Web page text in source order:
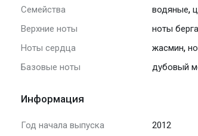
Семейства водяные,
Верхние ноты
ноты
Ноты сердца
жасмин,
Базовые ноты
дубовый
Информация
Год начала выпуска
2012